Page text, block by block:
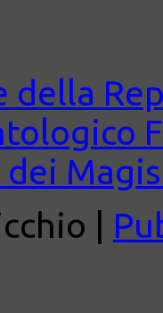
della
dei
|